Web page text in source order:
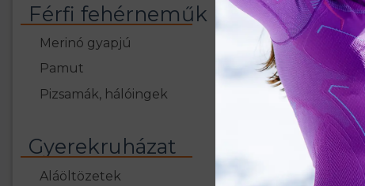
Férfi fehérneműk
Merinó gyapjú
Pamut
Pizsamák, hálóingek
Gyerekruházat
Aláöltözetek